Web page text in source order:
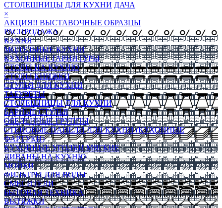
СТОЛЕШНИЦЫ ДЛЯ КУХНИ ДАЧА
×
АКЦИЯ!! ВЫСТАВОЧНЫЕ ОБРАЗЦЫ
РАСПРОДАЖА
КУХНЯ
МОДУЛЬНЫЕ КУХНИ
КУХОННЫЕ ГАРНИТУРЫ
СТОЛЫ НА КУХНЮ
СТОЛЫ КНИЖКИ
СТУЛЬЯ ДЛЯ КУХНИ
ТАБУРЕТЫ
СТОЛЕШНИЦЫ ДЛЯ КУХНИ
БАРНЫЕ СТУЛЬЯ
ОБЕДЕННЫЕ ГРУППЫ
СТЕНОВЫЕ ПАНЕЛИ ДЛЯ КУХНИ (КУХОННЫЕ
ФАРТУКИ)
КУХОННЫЕ УГОЛКИ МЯГКИЕ
ДИВАНЫ НА КУХНЮ
МОЙКИ
ФИЛЬТРЫ ДЛЯ ВОДЫ
СМЕСИТЕЛИ
БЫТОВАЯ ТЕХНИКА
ВЫТЯЖКИ